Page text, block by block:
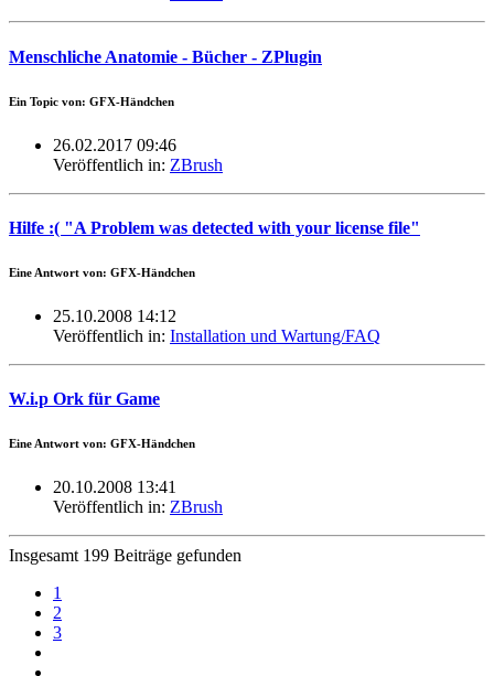
Menschliche Anatomie - Bücher - ZPlugin
Ein Topic von: GFX-Händchen
26.02.2017 09:46
Veröffentlich in: ZBrush
Hilfe :( "A Problem was detected with your license file"
Eine Antwort von: GFX-Händchen
25.10.2008 14:12
Veröffentlich in: Installation und Wartung/FAQ
W.i.p Ork für Game
Eine Antwort von: GFX-Händchen
20.10.2008 13:41
Veröffentlich in: ZBrush
Insgesamt 199 Beiträge gefunden
1
2
3